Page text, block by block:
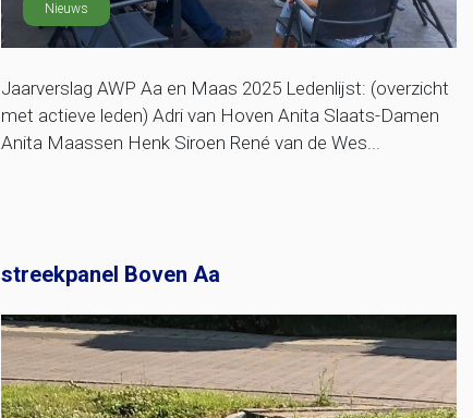
Nieuws
Jaarverslag AWP Aa en Maas 2025 Ledenlijst: (overzicht
met actieve leden) Adri van Hoven Anita Slaats-Damen
Anita Maassen Henk Siroen René van de Wes...
streekpanel Boven Aa